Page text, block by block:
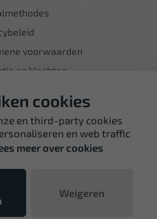
voorwaarden
en klachten
cookies
en third-party cookies
en web traffic
meer over cookies
Weigeren